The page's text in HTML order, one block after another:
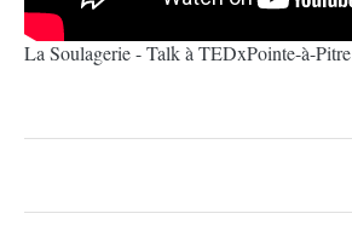
La Soulagerie - Talk à TEDxPointe-à-Pitre